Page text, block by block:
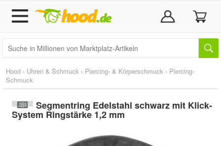
Hood › Uhren & Schmuck › Piercing- & Körperschmuck › Piercing-
Schmuck
Segmentring Edelstahl schwarz mit Klick-
System Ringstärke 1,2 mm